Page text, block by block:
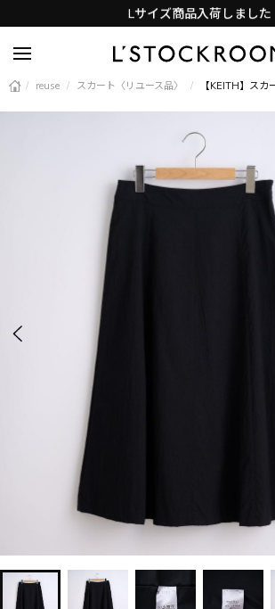
Lサイズ商品入荷しました
/ reuse / スカート〈リユース品〉 / 【KEITH】スカ